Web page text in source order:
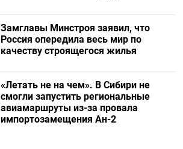
Замглавы Минстроя заявил, что
Россия опередила весь мир по
качеству строящегося жилья
«Летать не на чем». В Сибири не
смогли запустить региональные
авиамаршруты из-за провала
импортозамещения Ан-2